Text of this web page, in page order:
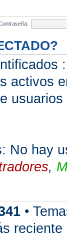
activos
No hay
,
•